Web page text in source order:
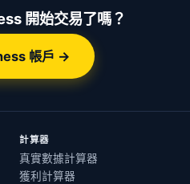
開始交易了嗎？
帳戶 →
計算器
真實數據計算器
獲利計算器